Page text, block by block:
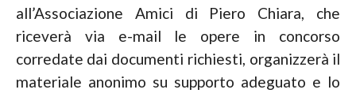
all’Associazione Amici di Piero Chiara, che
riceverà via e-mail le opere in concorso
corredate dai documenti richiesti, organizzerà il
materiale anonimo su supporto adeguato e lo